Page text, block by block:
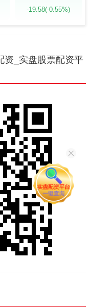
-19.58(-0.55%)
资_实盘股票配资平